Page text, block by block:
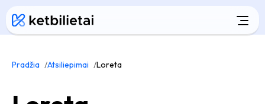
Pradžia Atsiliepimai Loreta